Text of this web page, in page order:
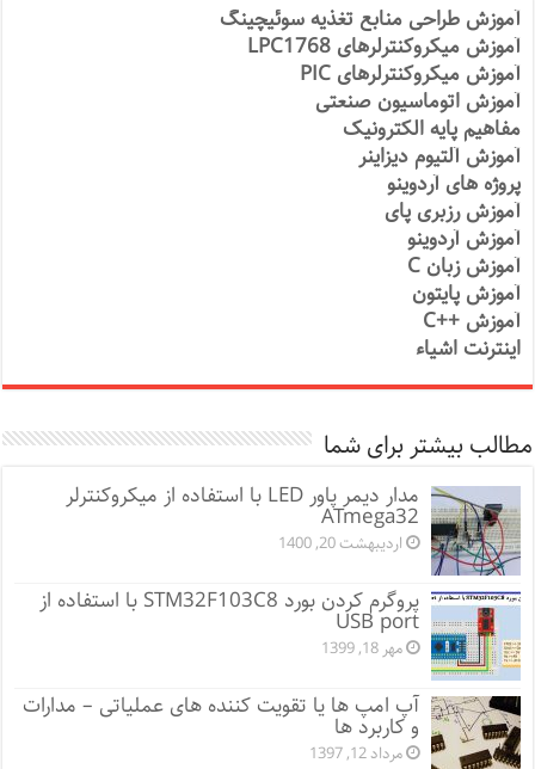
آموزش طراحی منابع تغذیه سوئیچینگ
آموزش میکروکنترلرهای LPC1768
آموزش میکروکنترلرهای PIC
آموزش اتوماسیون صنعتی
مفاهیم پایه الکترونیک
آموزش آلتیوم دیزاینر
پروژه های آردوینو
آموزش رزبری پای
آموزش آردوینو
آموزش زبان C
آموزش پایتون
آموزش ++C
اینترنت اشیاء
مطالب بیشتر برای شما
مدار دیمر پاور LED با استفاده از میکروکنترلر
ATmega32
اردیبهشت 20, 1400
پروگرم کردن بورد STM32F103C8 با استفاده از
USB port
مهر 18, 1399
آپ امپ ها یا تقویت کننده های عملیاتی – مدارات
و کاربرد ها
مرداد 12, 1397